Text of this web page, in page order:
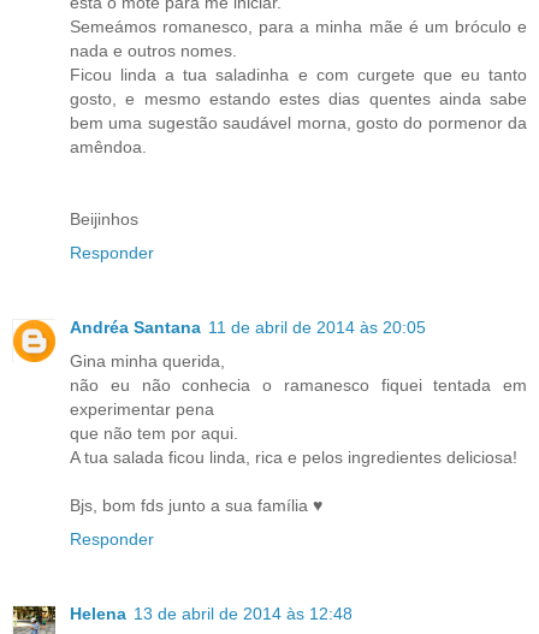
Semeámos romanesco, para a minha mãe é um bróculo e
nada e outros nomes.
Ficou linda a tua saladinha e com curgete que eu tanto
gosto, e mesmo estando estes dias quentes ainda sabe
bem uma sugestão saudável morna, gosto do pormenor da
amêndoa.
Beijinhos
Responder
Andréa Santana 11 de abril de 2014 às 20:05
Gina minha querida,
não eu não conhecia o ramanesco fiquei tentada em
experimentar pena
que não tem por aqui.
A tua salada ficou linda, rica e pelos ingredientes deliciosa!
Bjs, bom fds junto a sua família ♥
Responder
Helena 13 de abril de 2014 às 12:48